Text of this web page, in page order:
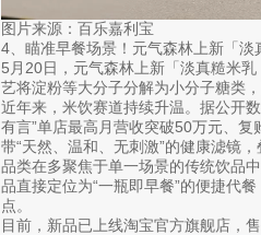
图片来源：百乐嘉利宝
4、瞄准早餐场景！元气森林上新「淡
5月20日，元气森林上新「淡真糙米
艺将淀粉等大分子分解为小分子糖类
近年来，米饮赛道持续升温。据公开
有言”单店最高月营收突破50万元、复
带“天然、温和、无刺激”的健康滤镜
品类在多聚焦于单一场景的传统饮品
品直接定位为“一瓶即早餐”的便捷代
点。
目前，新品已上线淘宝官方旗舰店，